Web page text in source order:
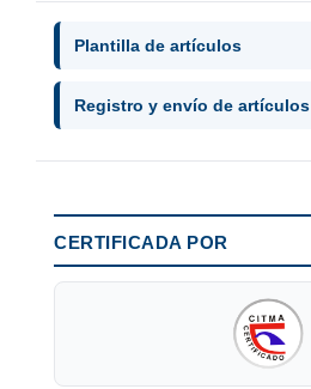
Plantilla de artículos
Registro y envío de artículos
CERTIFICADA POR